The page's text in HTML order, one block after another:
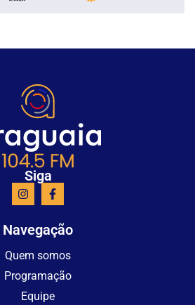
Siga
Navegação
Quem somos
Programação
Equipe